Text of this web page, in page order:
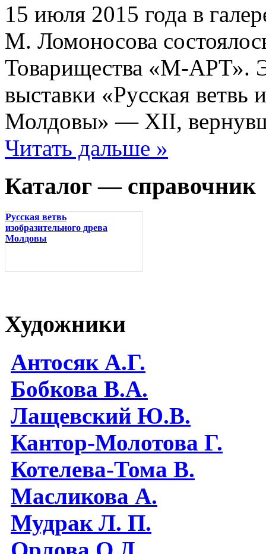
15 июля 2015 года в
М. Ломоносова
Товарищества «М-АРТ».
выставки «Русская ветвь
Молдовы» — ХII,
Читать дальше »
Каталог — справочник
Русская ветвь
изобразительного древа
Молдовы
Художники
Антосяк А.Г.
Бобкова В.А.
Лащевский Ю.В.
Кантор-Молотова Г.
Котелева-Тома В.
Масликова А.
Мудрак Л. П.